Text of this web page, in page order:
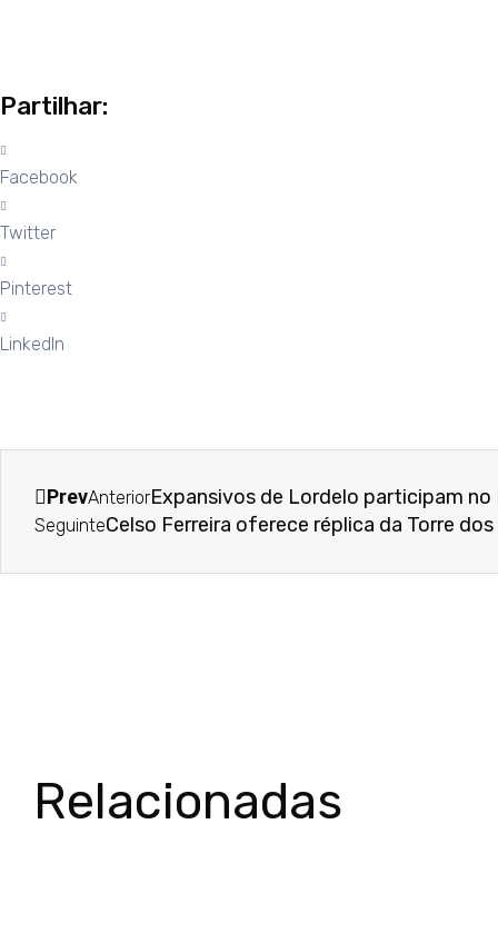
Partilhar:
Facebook
Twitter
Pinterest
LinkedIn
PrevAnteriorExpansivos de Lordelo participam
SeguinteCelso Ferreira oferece réplica da Torre
Relacionadas